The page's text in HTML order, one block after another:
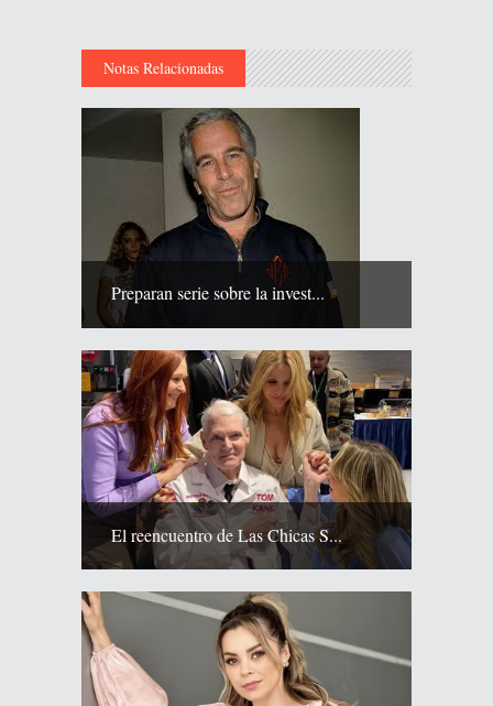
Notas Relacionadas
Preparan serie sobre la invest...
El reencuentro de Las Chicas S...